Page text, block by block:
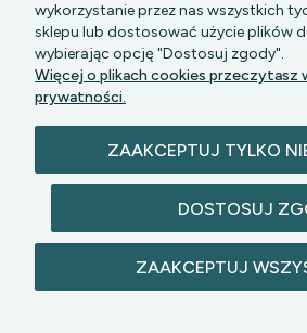
PGK MAZOWSZE SP Z O.O.||
00-716 WARSZAWA, woj.
zastrzeżone.
wykorzystanie przez nas wszystkich
sklepu lub dostosować użycie plików
wybierając opcję "Dostosuj zgody".
Więcej o plikach cookies przeczytasz
prywatności.
ZAAKCEPTUJ TYLKO
DOSTOSUJ
ZAAKCEPTUJ